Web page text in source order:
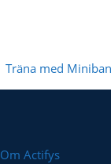
Träna med
Om Actifys